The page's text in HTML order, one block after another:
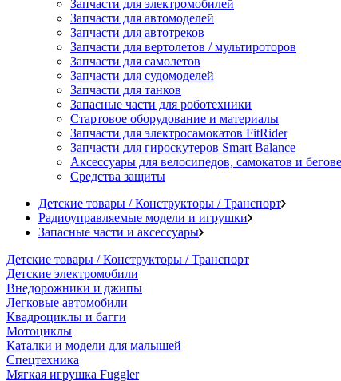
Запчасти для электромобилей
Запчасти для автомоделей
Запчасти для автотреков
Запчасти для вертолетов / мультироторов
Запчасти для самолетов
Запчасти для судомоделей
Запчасти для танков
Запасные части для роботехники
Стартовое оборудование и материалы
Запчасти для электросамокатов FitRider
Запчасти для гироскутеров Smart Balance
Аксессуары для велосипедов, самокатов и
Средства защиты
Детские товары / Конструкторы / Транспорт
Радиоуправляемые модели и игрушки
Запасные части и аксессуары
Детские товары / Конструкторы / Транспорт
Детские электромобили
Внедорожники и джипы
Легковые автомобили
Квадроциклы и багги
Мотоциклы
Каталки и модели для малышей
Спецтехника
Мягкая игрушка Fuggler